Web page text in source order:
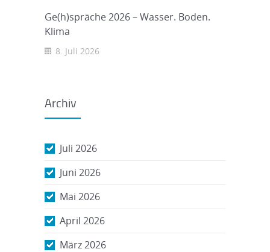
Ge(h)spräche 2026 – Wasser. Boden.
Klima
8. Juli 2026
Archiv
Juli 2026
Juni 2026
Mai 2026
April 2026
März 2026